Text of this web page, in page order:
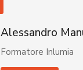
Alessandro
Formatore Inlumia